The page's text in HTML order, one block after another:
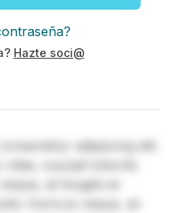
adipiscing elit.
suscipit lobortis
at feugiat ex
rhoncus neque, ac
Hazte soci@